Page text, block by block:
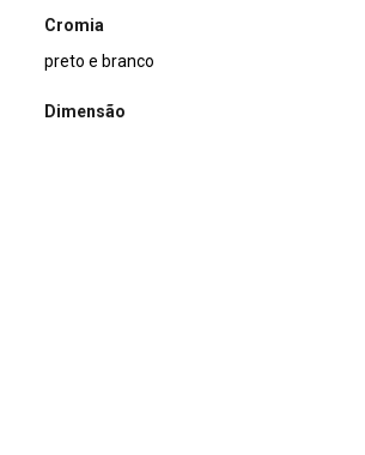
Cromia
preto e branco
Dimensão